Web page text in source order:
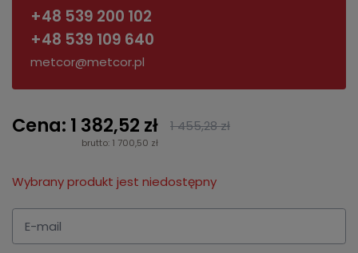
+48 539 200 102
+48 539 109 640
metcor@metcor.pl
Cena: 1 382,52 zł
brutto: 1 700,50 zł
1 455,28 zł
Wybrany produkt jest niedostępny